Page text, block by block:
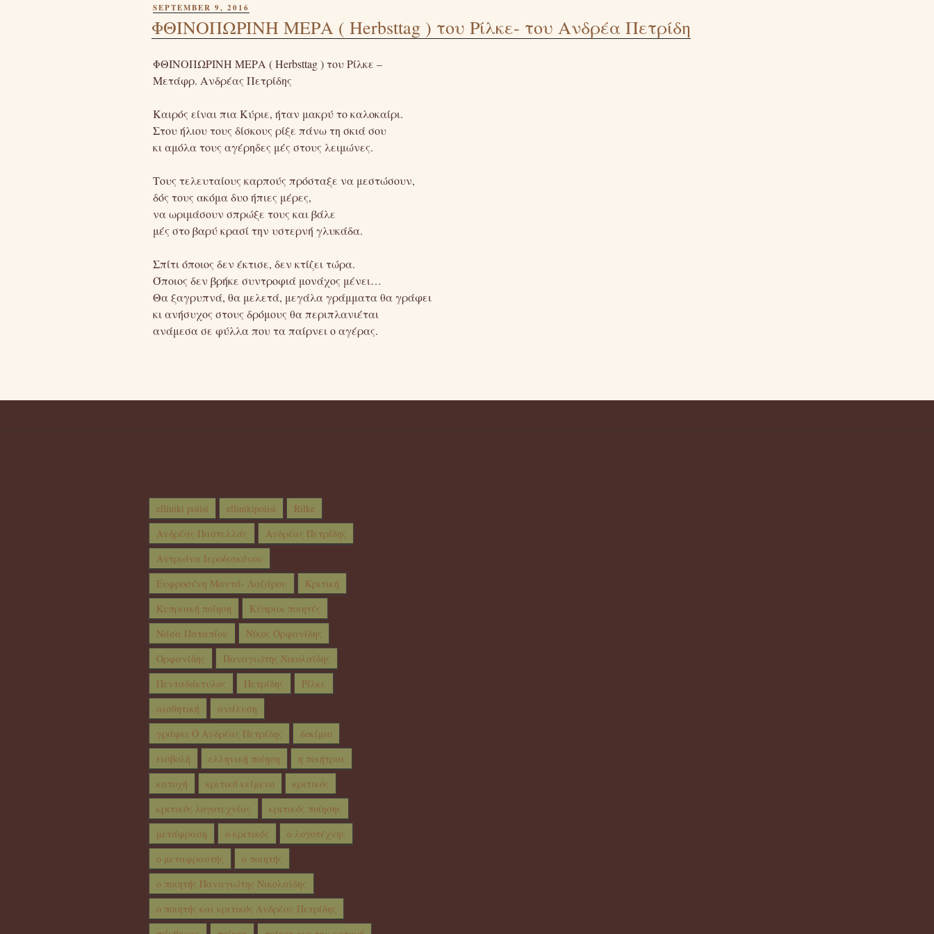
POSTED
SEPTEMBER 9, 2016
ΦΘΙΝΟΠΩΡΙΝΗ ΜΕΡΑ ( Herbsttag ) του Ρίλκε- του Ανδρέα Πετρίδη
ΦΘΙΝΟΠΩΡΙΝΗ ΜΕΡΑ ( Herbsttag ) του Ρίλκε –
Μετάφρ. Ανδρέας Πετρίδης
Καιρός είναι πια Κύριε, ήταν μακρύ το καλοκαίρι.
Στου ήλιου τους δίσκους ρίξε πάνω τη σκιά σου
κι αμόλα τους αγέρηδες μές στους λειμώνες.
Τους τελευταίους καρπούς πρόσταξε να μεστώσουν,
δός τους ακόμα δυο ήπιες μέρες,
να ωριμάσουν σπρώξε τους και βάλε
μές στο βαρύ κρασί την υστερνή γλυκάδα.
Σπίτι όποιος δεν έκτισε, δεν κτίζει τώρα.
Όποιος δεν βρήκε συντροφιά μονάχος μένει…
Θα ξαγρυπνά, θα μελετά, μεγάλα γράμματα θα γράφει
κι ανήσυχος στους δρόμους θα περιπλανιέται
ανάμεσα σε φύλλα που τα παίρνει ο αγέρας.
elliniki poiisi ellinikipoiisi
Rilke
Ανδρέας Παστελλάς
Ανδρέας Πετρίδης
Αντριάνα Ιεροδιακόνου
Ευφροσύνη Μαντά- Λαζάρου
Κριτική
Κυπριακή ποίηση
Κύπριοι ποιητές
Νάσα Παταπίου
Νίκος Ορφανίδης
Ορφανίδης
Παναγιώτης Νικολαϊδης
Πενταδάκτυλος
Πετρίδης
Ρίλκε
αισθητική
ανάλυση
γράφει Ο Ανδρέας Πετρίδης
δοκίμιο
εισβολή
ελληνική ποίηση
η ποιήτρια
κατοχή
κριτικό κείμενο
κριτικός
κριτικός λογοτεχνίας
κριτικός ποίησης
μετάφραση
ο κριτικός
ο λογοτέχνης
ο μεταφραστής
ο ποιητής
ο ποιητής Παναγιώτης Νικολαϊδης
ο ποιητής και κριτικός Ανδρέας Πετρίδης